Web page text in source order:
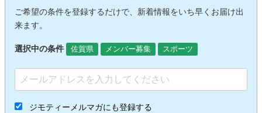
ご希望の条件を登録するだけで、新着情報をいち早くお届け出
来ます。
選択中の条件 佐賀県 メンバー募集 スポーツ
ジモティーメルマガにも登録する